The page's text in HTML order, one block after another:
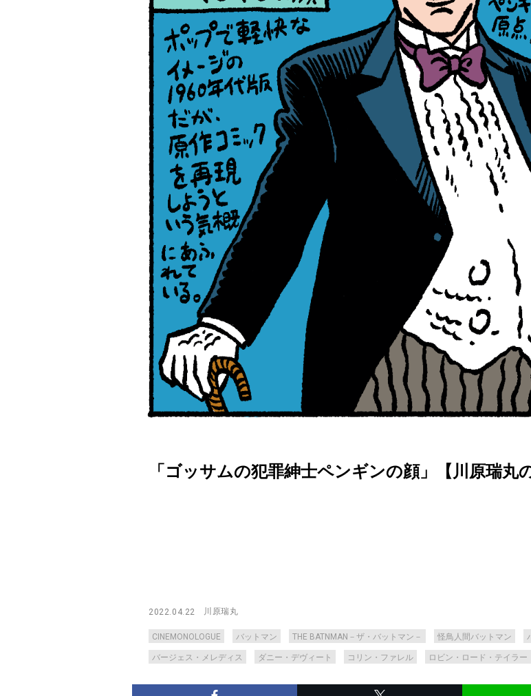
「ゴッサムの犯罪紳士ペンギンの顔」【川原瑞丸
2022.04.22 川原瑞丸
CINEMONOLOGUE バットマン THE BATNMAN－ザ・バットマン－ 怪鳥人間バットマン
バージェス・メレディス ダニー・デヴィート コリン・ファレル ロビン・ロード・テイラー